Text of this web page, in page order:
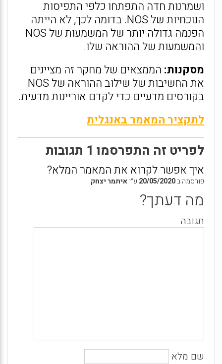
ושמרנות חדה התפתחו כלפי התפיסות
הנוכחיות של NOS. בדומה לכך, לא הייתה
הפנמה גדולה יותר של המשמעות של NOS
והמשמעות של ההוראה שלו.
מסקנות: הממצאים של מחקר זה מציינים
את החשיבות של שילוב ההוראה של NOS
בקורסים מדעיים כדי לקדם אוריינות מדעית.
לתקציר המאמר באנגלית
לפריט זה התפרסמו 1 תגובות
איך אפשר לקרוא את המאמר המלא?
פורסמה ב20/05/2020 ע״יאיתמר יצחק
מה דעתך?
תגובה
שם מלא